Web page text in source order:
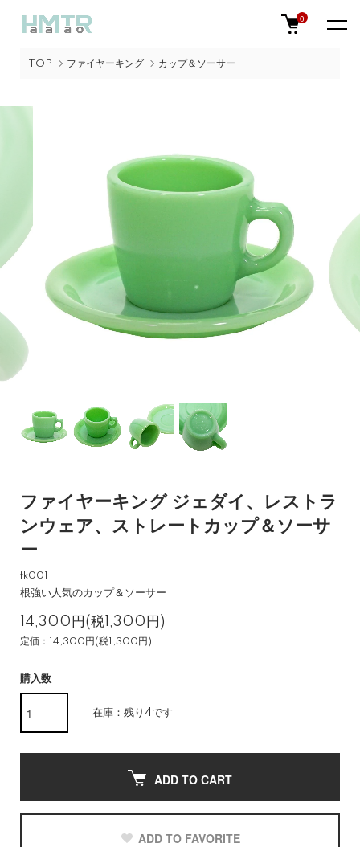
0
TOP ファイヤーキング カップ＆ソーサー
ファイヤーキング ジェダイ、レストラ
ンウェア、ストレートカップ＆ソーサ
ー
fk001
根強い人気のカップ＆ソーサー
14,300円(税1,300円)
定価：14,300円(税1,300円)
購入数
在庫：残り4です
ADD TO CART
ADD TO FAVORITE